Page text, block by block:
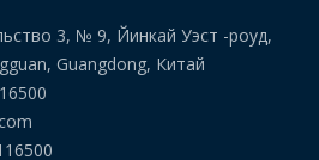
3, № 9, Йинкай Уэст -роуд,
Guangdong, Китай